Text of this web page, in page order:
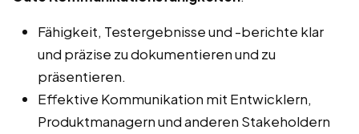
Fähigkeit, Testergebnisse und -berichte klar
und präzise zu dokumentieren und zu
präsentieren.
Effektive Kommunikation mit Entwicklern,
Produktmanagern und anderen Stakeholdern